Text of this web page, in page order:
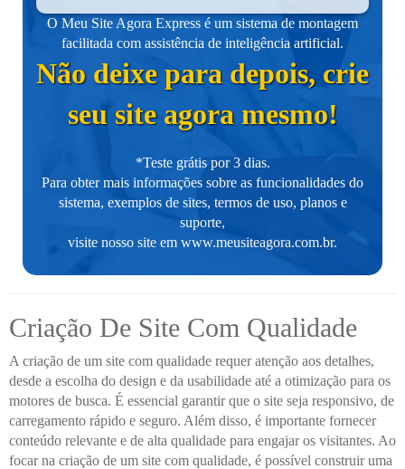
O Meu Site Agora Express é um sistema de montagem
facilitada com assistência de inteligência artificial.
Não deixe para depois, crie
seu site agora mesmo!
*Teste grátis por 3 dias.
Para obter mais informações sobre as funcionalidades do
sistema, exemplos de sites, termos de uso, planos e
suporte,
visite nosso site em www.meusiteagora.com.br.
Criação De Site Com Qualidade
A criação de um site com qualidade requer atenção aos detalhes,
desde a escolha do design e da usabilidade até a otimização para os
motores de busca. É essencial garantir que o site seja responsivo, de
carregamento rápido e seguro. Além disso, é importante fornecer
conteúdo relevante e de alta qualidade para engajar os visitantes. Ao
focar na criação de um site com qualidade, é possível construir uma